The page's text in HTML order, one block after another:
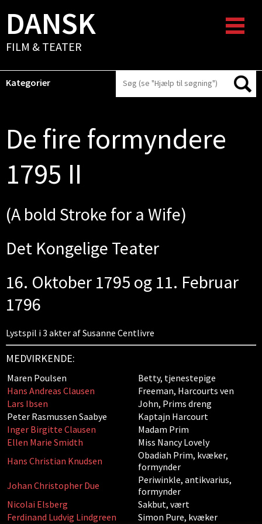
DANSK
FILM & TEATER
Kategorier
De fire formyndere
1795 II
(A bold Stroke for a Wife)
Det Kongelige Teater
16. Oktober 1795 og 11. Februar
1796
Lystspil i 3 akter af Susanne Centlivre
MEDVIRKENDE:
Maren Poulsen
Betty, tjenestepige
Hans Andreas Clausen
Freeman, Harcourts ven
Lars Ibsen
John, Prims dreng
Peter Rasmussen Saabye
Kaptajn Harcourt
Inger Birgitte Clausen
Madam Prim
Ellen Marie Smidth
Miss Nancy Lovely
Hans Christian Knudsen
Obadiah Prim, kvæker,
formynder
Johan Christopher Due
Periwinkle, antikvarius,
formynder
Nicolai Elsberg
Sakbut, vært
Ferdinand Ludvig Lindgreen
Simon Pure, kvæker